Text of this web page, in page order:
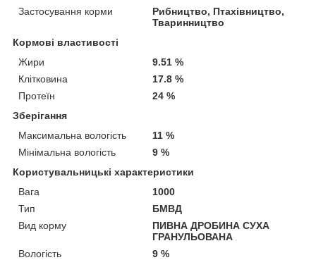
Застосування корми
Рибництво, Птахівництво,
Тваринництво
Кормові властивості
Жири
9.51 %
Клітковина
17.8 %
Протеїн
24 %
Зберігання
Максимальна вологість
11 %
Мінімальна вологість
9 %
Користувальницькі характеристики
Вага
1000
Тип
БМВД
Вид корму
ПИВНА ДРОБИНА СУХА
ГРАНУЛЬОВАНА
Вологість
9 %